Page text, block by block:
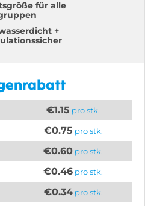
für alle
+
€1.15 pro stk.
€0.75 pro stk.
€0.60 pro stk.
€0.46 pro stk.
€0.34pro stk.